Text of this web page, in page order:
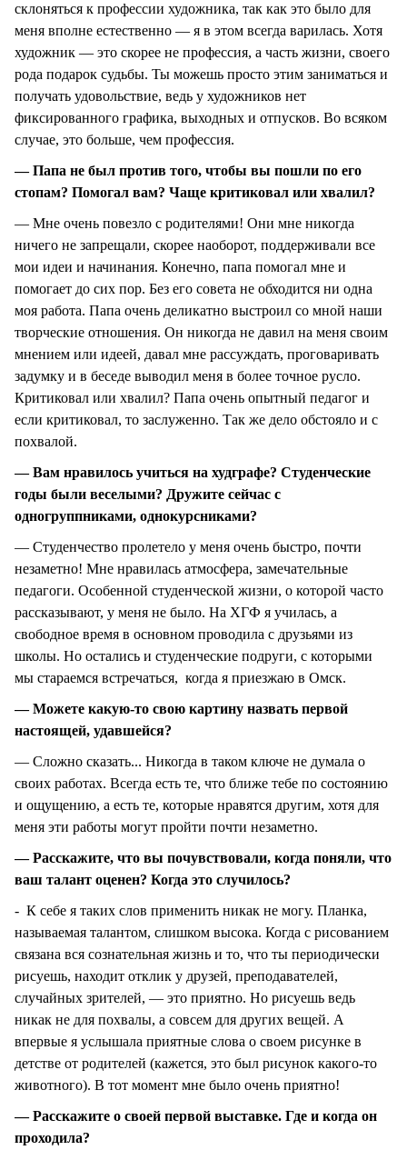
склоняться к профессии художника, так как это было для
меня вполне естественно — я в этом всегда варилась. Хотя
художник — это скорее не профессия, а часть жизни, своего
рода подарок судьбы. Ты можешь просто этим заниматься и
получать удовольствие, ведь у художников нет
фиксированного графика, выходных и отпусков. Во всяком
случае, это больше, чем профессия.
— Папа не был против того, чтобы вы пошли по его
стопам? Помогал вам? Чаще критиковал или хвалил?
— Мне очень повезло с родителями! Они мне никогда
ничего не запрещали, скорее наоборот, поддерживали все
мои идеи и начинания. Конечно, папа помогал мне и
помогает до сих пор. Без его совета не обходится ни одна
моя работа. Папа очень деликатно выстроил со мной наши
творческие отношения. Он никогда не давил на меня своим
мнением или идеей, давал мне рассуждать, проговаривать
задумку и в беседе выводил меня в более точное русло.
Критиковал или хвалил? Папа очень опытный педагог и
если критиковал, то заслуженно. Так же дело обстояло и с
похвалой.
— Вам нравилось учиться на худграфе? Студенческие
годы были веселыми? Дружите сейчас с
одногруппниками, однокурсниками?
— Студенчество пролетело у меня очень быстро, почти
незаметно! Мне нравилась атмосфера, замечательные
педагоги. Особенной студенческой жизни, о которой часто
рассказывают, у меня не было. На ХГФ я училась, а
свободное время в основном проводила с друзьями из
школы. Но остались и студенческие подруги, с которыми
мы стараемся встречаться, когда я приезжаю в Омск.
— Можете какую-то свою картину назвать первой
настоящей, удавшейся?
— Сложно сказать... Никогда в таком ключе не думала о
своих работах. Всегда есть те, что ближе тебе по состоянию
и ощущению, а есть те, которые нравятся другим, хотя для
меня эти работы могут пройти почти незаметно.
— Расскажите, что вы почувствовали, когда поняли, что
ваш талант оценен? Когда это случилось?
- К себе я таких слов применить никак не могу. Планка,
называемая талантом, слишком высока. Когда с рисованием
связана вся сознательная жизнь и то, что ты периодически
рисуешь, находит отклик у друзей, преподавателей,
случайных зрителей, — это приятно. Но рисуешь ведь
никак не для похвалы, а совсем для других вещей. А
впервые я услышала приятные слова о своем рисунке в
детстве от родителей (кажется, это был рисунок какого-то
животного). В тот момент мне было очень приятно!
— Расскажите о своей первой выставке. Где и когда он
проходила?